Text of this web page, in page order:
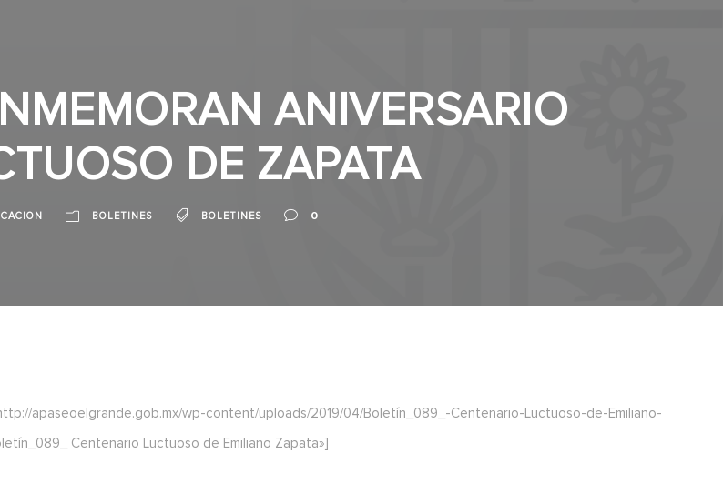
ANIVERSARIO
DE ZAPATA
BOLETINES BOLETINES 0
apaseoelgrande.gob.mx/wp-content/uploads/2019/04/Boletín_089_-Centenario-Luctuoso-de-Emiliano-
Centenario Luctuoso de Emiliano Zapata»]